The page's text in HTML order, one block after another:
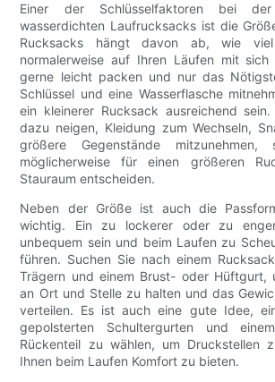
Einer der Schlüsselfaktoren bei
wasserdichten Laufrucksacks ist die
Rucksacks hängt davon ab, wie
normalerweise auf Ihren Läufen mit sich
gerne leicht packen und nur das
Schlüssel und eine Wasserflasche
ein kleinerer Rucksack ausreichend
dazu neigen, Kleidung zum Wechseln,
größere Gegenstände
möglicherweise für einen größeren
Stauraum entscheiden.
Neben der Größe ist auch die
wichtig. Ein zu lockerer oder zu
unbequem sein und beim Laufen zu
führen. Suchen Sie nach einem
Trägern und einem Brust- oder Hüftgurt,
an Ort und Stelle zu halten und das
verteilen. Es ist auch eine gute Idee,
gepolsterten Schultergurten und
Rückenteil zu wählen, um Druckstellen
Ihnen beim Laufen Komfort zu bieten.